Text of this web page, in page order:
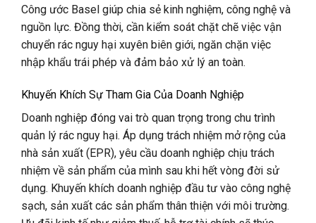
Công ước Basel giúp chia sẻ kinh nghiệm, công nghệ và
nguồn lực. Đồng thời, cần kiểm soát chặt chẽ việc vận
chuyển rác nguy hại xuyên biên giới, ngăn chặn việc
nhập khẩu trái phép và đảm bảo xử lý an toàn.
Khuyến Khích Sự Tham Gia Của Doanh Nghiệp
Doanh nghiệp đóng vai trò quan trọng trong chu trình
quản lý rác nguy hại. Áp dụng trách nhiệm mở rộng của
nhà sản xuất (EPR), yêu cầu doanh nghiệp chịu trách
nhiệm về sản phẩm của mình sau khi hết vòng đời sử
dụng. Khuyến khích doanh nghiệp đầu tư vào công nghệ
sạch, sản xuất các sản phẩm thân thiện với môi trường.